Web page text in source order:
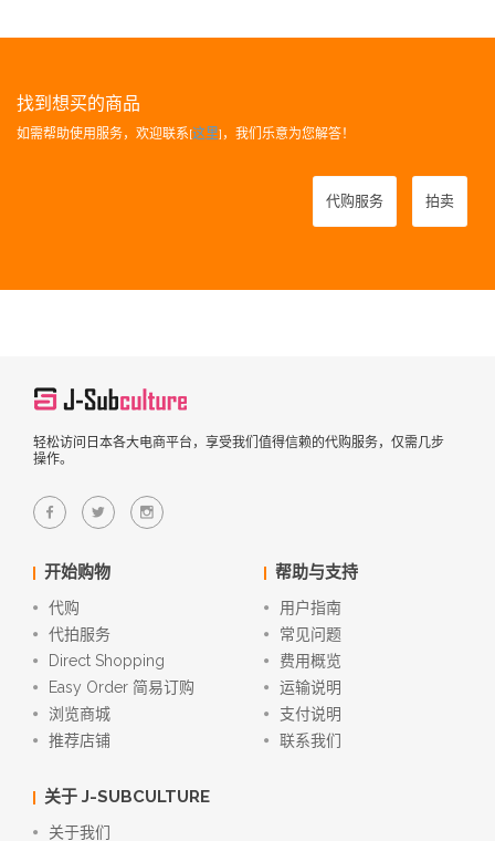
找到想买的商品
如需帮助使用服务，欢迎联系[这里]，我们乐意为您解答！
代购服务 拍卖
轻松访问日本各大电商平台，享受我们值得信赖的代购服务，仅需几步
操作。
开始购物
代购
代拍服务
Direct Shopping
Easy Order 简易订购
浏览商城
推荐店铺
帮助与支持
用户指南
常见问题
费用概览
运输说明
支付说明
联系我们
关于 J-SUBCULTURE
关于我们